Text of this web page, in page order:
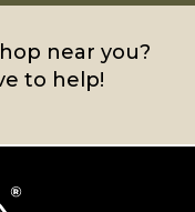
near you?
to help!